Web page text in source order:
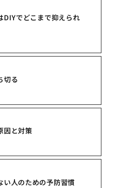
DIYでどこまで抑えられ
切る
因と対策
い人のための予防習慣